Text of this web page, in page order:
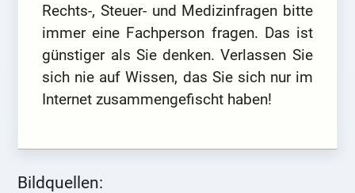
Rechts-, Steuer- und Medizinfragen bitte
immer eine Fachperson fragen. Das ist
günstiger als Sie denken. Verlassen Sie
sich nie auf Wissen, das Sie sich nur im
Internet zusammengefischt haben!
Bildquellen: